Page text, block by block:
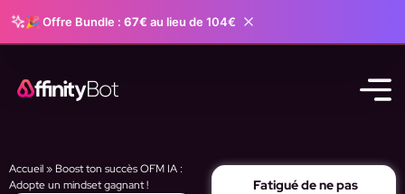
🎉 Offre Bundle : 67€ au lieu de 104€
Accueil» Boost ton succès OFM IA :
Adopte un mindset gagnant !
Fatigué de ne pas